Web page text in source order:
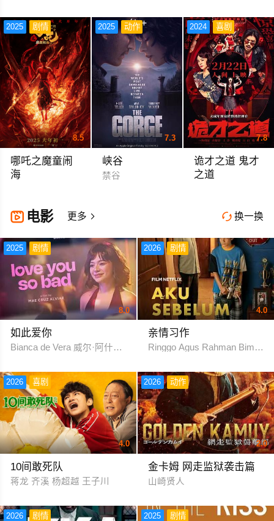
2025 剧情
8.5
哪吒之魔童闹
海
2025 动作
7.3
峡谷
禁谷
2024 喜剧
7.8
诡才之道 鬼才
之道
 换一换
 电影 更多 
2025 剧情
8.0
如此爱你
Bianca de Vera 威尔·阿什利·德莱昂
2026 剧情
4.0
亲情习作
Ringgo Agus Rahman Bima
2026 喜剧
4.0
10间敢死队
蒋龙 齐溪 杨超越 王子川
2026 动作
2.0
金卡姆 网走监狱袭击篇
山崎贤人
2026 剧情 2025 剧情